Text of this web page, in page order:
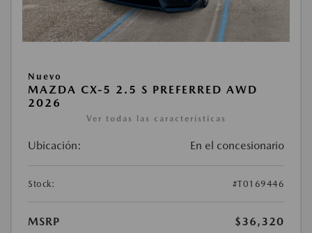
Nuevo
MAZDA CX-5 2.5 S PREFERRED AWD
2026
Ver todas las características
Ubicación: En el concesionario
Stock: #T0169446
MSRP
$36,320